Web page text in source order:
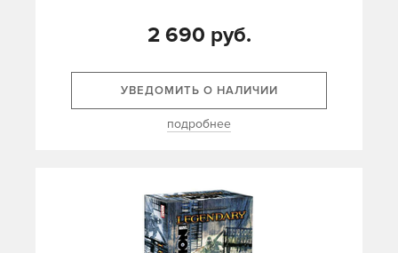
2 690 руб.
УВЕДОМИТЬ О НАЛИЧИИ
подробнее